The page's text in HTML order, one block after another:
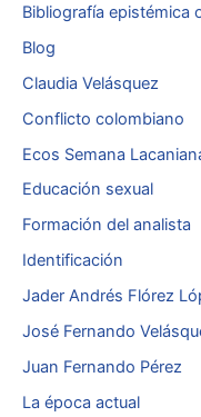
Bibliografía epistémica
Blog
Claudia Velásquez
Conflicto colombiano
Ecos Semana
Educación sexual
Formación del analista
Identificación
Jader Andrés Flórez
José Fernando
Juan Fernando Pérez
La época actual